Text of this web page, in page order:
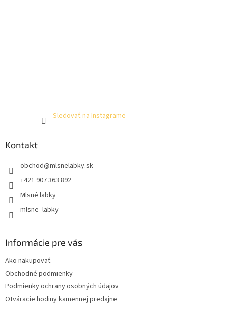
Sledovať na Instagrame
Kontakt
obchod@mlsnelabky.sk
+421 907 363 892
Mlsné labky
mlsne_labky
Informácie pre vás
Ako nakupovať
Obchodné podmienky
Podmienky ochrany osobných údajov
Otváracie hodiny kamennej predajne